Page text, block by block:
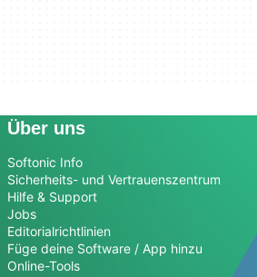
Über uns
Softonic Info
Sicherheits- und Vertrauenszentrum
Hilfe & Support
Jobs
Editorialrichtlinien
Füge deine Software / App hinzu
Online-Tools